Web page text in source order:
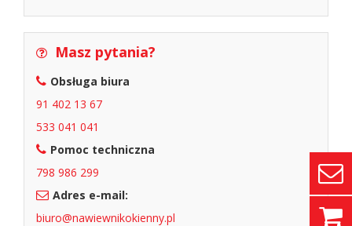
Masz pytania?
Obsługa biura
91 402 13 67
533 041 041
Pomoc techniczna
798 986 299
Adres e-mail:
biuro@nawiewnikokienny.pl